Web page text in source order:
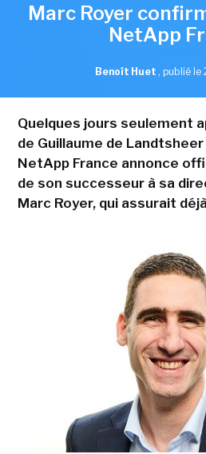
Marc Royer
NetApp
Benoît Huet , publié le
Quelques jours seulement
de Guillaume de
NetApp France annonce
de son successeur à sa
Marc Royer, qui assurait